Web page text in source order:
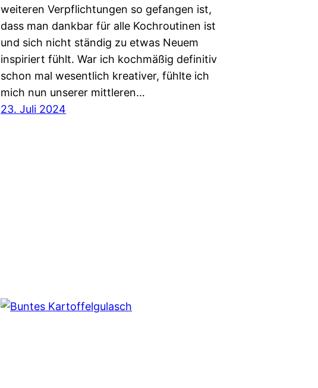
weiteren Verpflichtungen so gefangen ist,
dass man dankbar für alle Kochroutinen ist
und sich nicht ständig zu etwas Neuem
inspiriert fühlt. War ich kochmäßig definitiv
schon mal wesentlich kreativer, fühlte ich
mich nun unserer mittleren…
23. Juli 2024